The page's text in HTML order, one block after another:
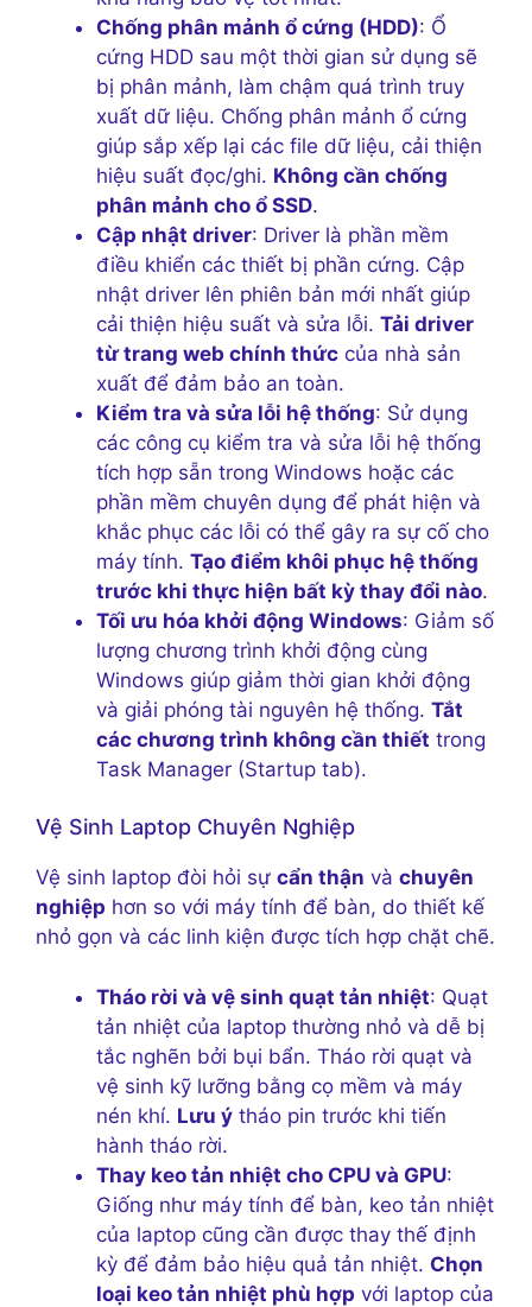
Chống phân mảnh ổ cứng (HDD): Ổ
cứng HDD sau một thời gian sử dụng sẽ
bị phân mảnh, làm chậm quá trình truy
xuất dữ liệu. Chống phân mảnh ổ cứng
giúp sắp xếp lại các file dữ liệu, cải thiện
hiệu suất đọc/ghi. Không cần chống
phân mảnh cho ổ SSD.
Cập nhật driver: Driver là phần mềm
điều khiển các thiết bị phần cứng. Cập
nhật driver lên phiên bản mới nhất giúp
cải thiện hiệu suất và sửa lỗi. Tải driver
từ trang web chính thức của nhà sản
xuất để đảm bảo an toàn.
Kiểm tra và sửa lỗi hệ thống: Sử dụng
các công cụ kiểm tra và sửa lỗi hệ thống
tích hợp sẵn trong Windows hoặc các
phần mềm chuyên dụng để phát hiện và
khắc phục các lỗi có thể gây ra sự cố cho
máy tính. Tạo điểm khôi phục hệ thống
trước khi thực hiện bất kỳ thay đổi nào.
Tối ưu hóa khởi động Windows: Giảm số
lượng chương trình khởi động cùng
Windows giúp giảm thời gian khởi động
và giải phóng tài nguyên hệ thống. Tắt
các chương trình không cần thiết trong
Task Manager (Startup tab).
Vệ Sinh Laptop Chuyên Nghiệp
Vệ sinh laptop đòi hỏi sự cẩn thận và chuyên
nghiệp hơn so với máy tính để bàn, do thiết kế
nhỏ gọn và các linh kiện được tích hợp chặt chẽ.
Tháo rời và vệ sinh quạt tản nhiệt: Quạt
tản nhiệt của laptop thường nhỏ và dễ bị
tắc nghẽn bởi bụi bẩn. Tháo rời quạt và
vệ sinh kỹ lưỡng bằng cọ mềm và máy
nén khí. Lưu ý tháo pin trước khi tiến
hành tháo rời.
Thay keo tản nhiệt cho CPU và GPU:
Giống như máy tính để bàn, keo tản nhiệt
của laptop cũng cần được thay thế định
kỳ để đảm bảo hiệu quả tản nhiệt. Chọn
loại keo tản nhiệt phù hợp với laptop của